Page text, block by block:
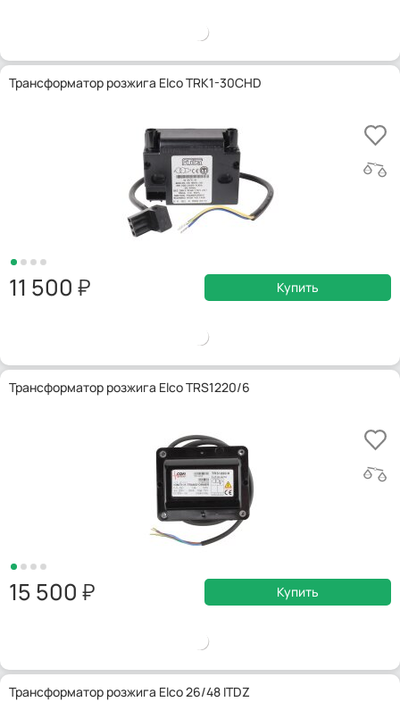
Трансформатор розжига Elco TRK1-30CHD
11 500 Купить
Трансформатор розжига Elco TRS1220/6
15 500 Купить
Трансформатор розжига Elco 26/48 ITDZ